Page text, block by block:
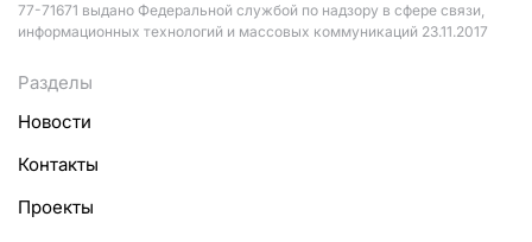
77-71671 выдано Федеральной службой по надзору в сфере связи,
информационных технологий и массовых коммуникаций 23.11.2017
Разделы
Новости
Контакты
Проекты